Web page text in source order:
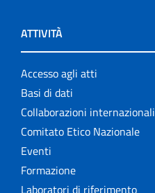
ATTIVITÀ
Accesso agli atti
Basi di dati
Collaborazioni internazionali
Comitato Etico Nazionale
Eventi
Formazione
Laboratori di riferimento